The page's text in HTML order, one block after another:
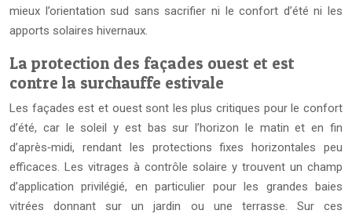
mieux l’orientation sud sans sacrifier ni le confort d’été ni les
apports solaires hivernaux.
La protection des façades ouest et est
contre la surchauffe estivale
Les façades est et ouest sont les plus critiques pour le confort
d’été, car le soleil y est bas sur l’horizon le matin et en fin
d’après‑midi, rendant les protections fixes horizontales peu
efficaces. Les vitrages à contrôle solaire y trouvent un champ
d’application privilégié, en particulier pour les grandes baies
vitrées donnant sur un jardin ou une terrasse. Sur ces